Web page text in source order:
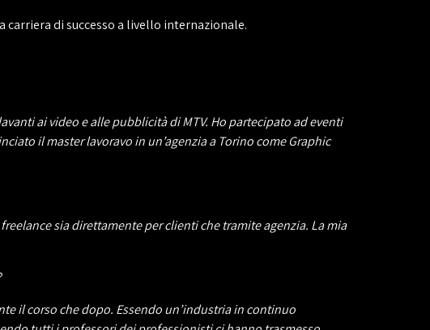
di successo a livello internazionale.
ai video e alle pubblicità di MTV. Ho partecipato ad eventi
il master lavoravo in un’agenzia a Torino come Graphic
sia direttamente per clienti che tramite agenzia. La mia
il corso che dopo. Essendo un’industria in continuo